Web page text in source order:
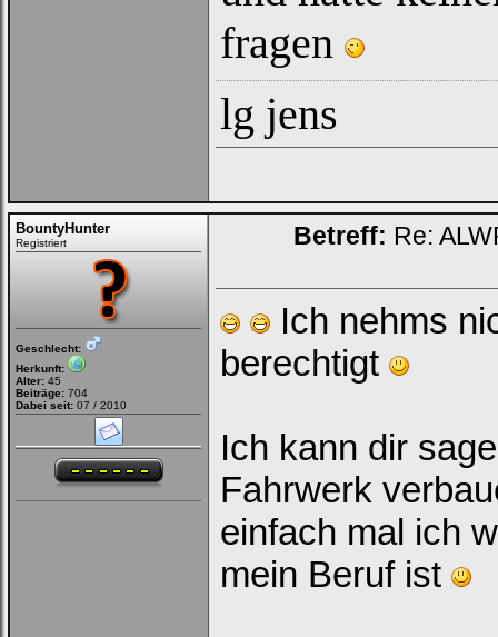
fragen
lg jens
BountyHunter
Registriert
Geschlecht:
Herkunft:
Alter: 45
Beiträge: 704
Dabei seit: 07 / 2010
Betreff: Re:
Ich nehms
berechtigt
Ich kann dir
Fahrwerk
einfach mal ich
mein Beruf ist